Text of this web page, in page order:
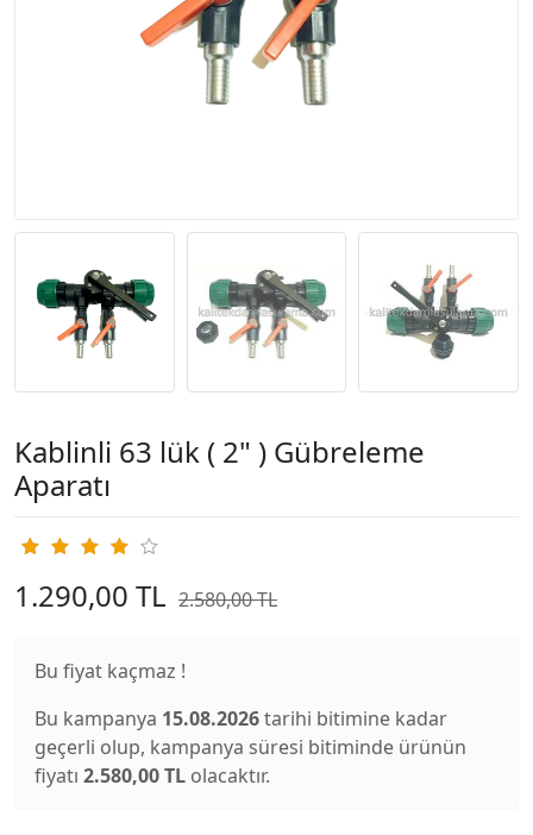
Kablinli 63 lük ( 2" ) Gübreleme
Aparatı
1.290,00 TL 2.580,00 TL
Bu fiyat kaçmaz !
Bu kampanya 15.08.2026tarihi bitimine kadar
geçerli olup, kampanya süresi bitiminde ürünün
fiyatı 2.580,00 TL olacaktır.